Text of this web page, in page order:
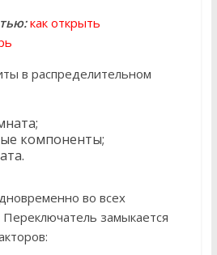
как открыть
в распределительном
компоненты;
во всех
замыкается